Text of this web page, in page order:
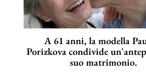
A 61 anni, la modella
Porizkova condivide
suo matrimonio.